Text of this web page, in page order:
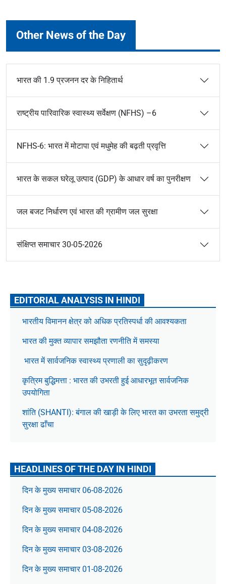
Other News of the Day
भारत की 1.9 प्रजनन दर के निहितार्थ
राष्ट्रीय पारिवारिक स्वास्थ्य सर्वेक्षण (NFHS) –6
NFHS-6: भारत में मोटापा एवं मधुमेह की बढ़ती प्रवृत्ति
भारत के सकल घरेलू उत्पाद (GDP) के आधार वर्ष का पुनरीक्षण
जल बजट निर्धारण एवं भारत की ग्रामीण जल सुरक्षा
संक्षिप्त समाचार 30-05-2026
EDITORIAL ANALYSIS IN HINDI
भारतीय विमानन क्षेत्र को अधिक प्रतिस्पर्धा की आवश्यकता
भारत की मुक्त व्यापार समझौता रणनीति में समस्या
भारत में सार्वजनिक स्वास्थ्य प्रणाली का सुदृढ़ीकरण
कृत्रिम बुद्धिमत्ता : भारत की उभरती हुई आधारभूत सार्वजनिक
उपयोगिता
शांति (SHANTI): बंगाल की खाड़ी के लिए भारत का उभरता समुद्री
सुरक्षा ढाँचा
HEADLINES OF THE DAY IN HINDI
दिन के मुख्य समाचार 06-08-2026
दिन के मुख्य समाचार 05-08-2026
दिन के मुख्य समाचार 04-08-2026
दिन के मुख्य समाचार 03-08-2026
दिन के मुख्य समाचार 01-08-2026